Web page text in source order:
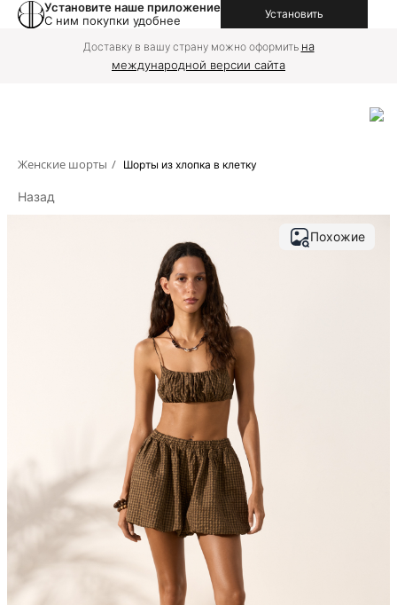
Установите наше приложение
С ним покупки удобнее
Установить
Доставку в вашу страну можно оформить на
международной версии сайта
Женские шорты / Шорты из хлопка в клетку
Назад
Похожие